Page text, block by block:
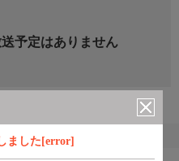
ました[error]
予定はありません